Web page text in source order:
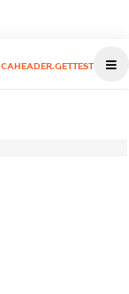
CAHEADER.GETTEST